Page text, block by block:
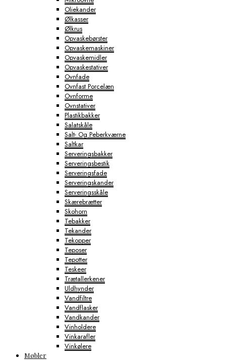
Oliekander
Ølkasser
Ølkrus
Opvaskebørster
Opvaskemaskiner
Opvaskemidler
Opvaskestativer
Ovnfade
Ovnfast Porcelæn
Ovnforme
Ovnstativer
Plastikbakker
Salatskåle
Salt- Og Peberkværne
Saltkar
Serveringsbakker
Serveringsbestik
Serveringsfade
Serveringskander
Serveringsskåle
Skærebrætter
Skohorn
Tebakker
Tekander
Tekopper
Teposer
Tepotter
Teskeer
Trætallerkener
Uldhynder
Vandfiltre
Vandflasker
Vandkander
Vinholdere
Vinkarafler
Vinkølere
Møbler